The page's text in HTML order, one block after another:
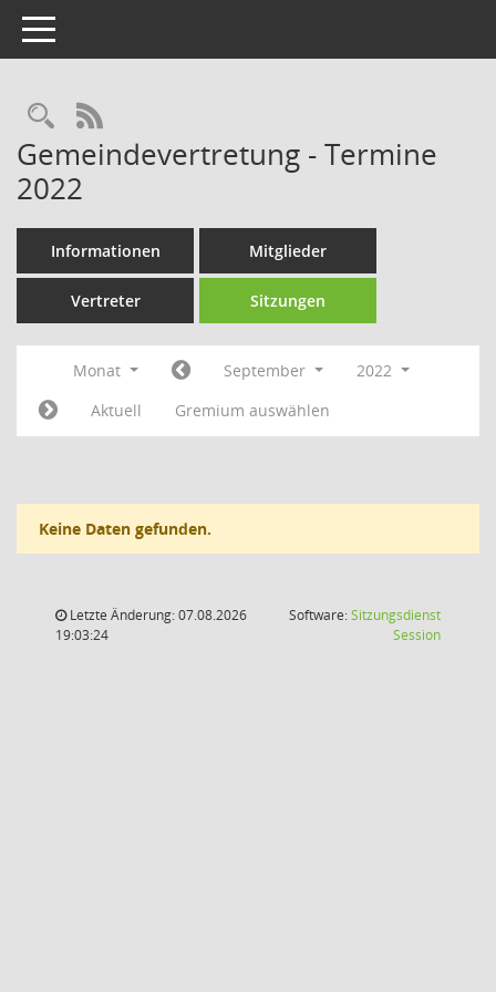
Toggle navigation
Rechercheauswahl
RSS-Feed
Gemeindevertretung - Termine
2022
Informationen Mitglieder
Vertreter Sitzungen
Monat September
2022
Aktuell
Gremium auswählen
Keine Daten gefunden.
Letzte Änderung: 07.08.2026
19:03:24
Software:Sitzungsdienst
Session(Wird in